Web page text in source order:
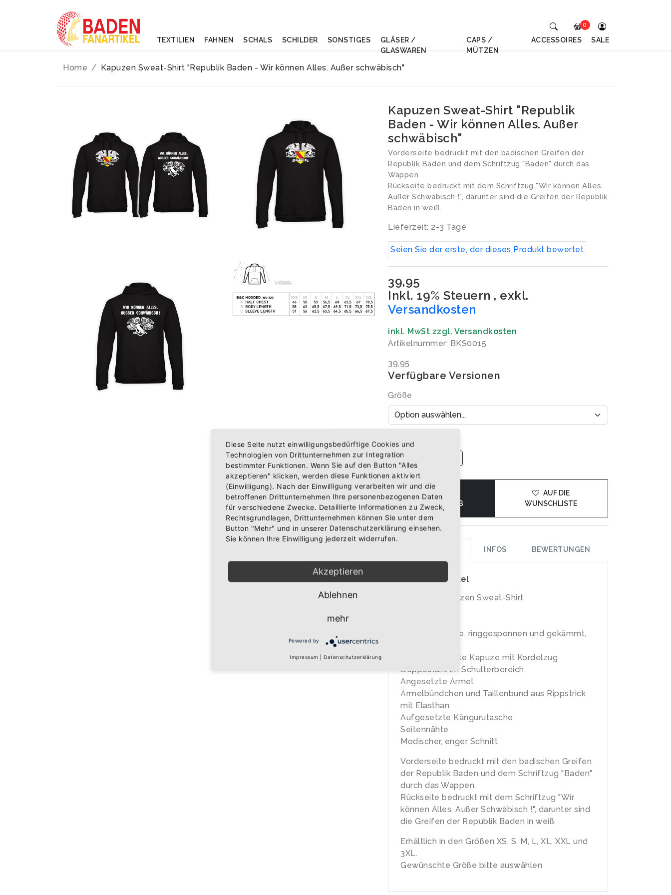
Home Kapuzen Sweat-Shirt "Republik Baden - Wir können Alles. Außer schwäbisch"
Kapuzen Sweat-Shirt "Republik
Baden - Wir können Alles. Außer
schwäbisch"
Vorderseite bedruckt mit den badischen Greifen der
Republik Baden und dem Schriftzug "Baden" durch das
Wappen.
Rückseite bedruckt mit dem Schriftzug "Wir können Alles.
Außer Schwäbisch !", darunter sind die Greifen der Republik
Baden in weiß.
Lieferzeit: 2-3 Tage
Seien Sie der erste, der dieses Produkt bewertet
39,95
Inkl. 19% Steuern , exkl.
Versandkosten
inkl. MwSt zzgl. Versandkosten
Artikelnummer: BKS0015
39,95
Verfügbare Versionen
Größe
WARENKORB
AUF DIE
WUNSCHLISTE
INFOS BEWERTUNGEN
Über den Artikel
Qualitäts-Kapuzen Sweat-Shirt
80% Baumwolle, ringgesponnen und gekämmt,
Doppelt gelegte Kapuze mit Kordelzug
Doppelnaht im Schulterbereich
Angesetzte Ärmel
Ärmelbündchen und Taillenbund aus Rippstrick
mit Elasthan
Aufgesetzte Kängurutasche
Seitennähte
Modischer, enger Schnitt
Vorderseite bedruckt mit den badischen Greifen
der Republik Baden und dem Schriftzug "Baden"
durch das Wappen.
Rückseite bedruckt mit dem Schriftzug "Wir
können Alles. Außer Schwäbisch !", darunter sind
die Greifen der Republik Baden in weiß.
Erhältlich in den Größen XS, S, M, L, XL, XXL und
3XL.
Gewünschte Größe bitte auswählen
0
TEXTILIEN FAHNEN SCHALS SCHILDER SONSTIGES
GLÄSER /
GLASWAREN
CAPS /
MÜTZEN
ACCESSOIRES SALE
Diese Seite nutzt einwilligungsbedürftige Cookies und
Technologien von Drittunternehmen zur Integration
bestimmter Funktionen. Wenn Sie auf den Button "Alles
akzeptieren" klicken, werden diese Funktionen aktiviert
(Einwilligung). Nach der Einwilligung verarbeiten wir und die
betroffenen Drittunternehmen Ihre personenbezogenen Daten
für verschiedene Zwecke. Detaillierte Informationen zu Zweck,
Rechtsgrundlagen, Drittunternehmen können Sie unter dem
Button "Mehr" und in unserer Datenschutzerklärung einsehen.
Sie können Ihre Einwilligung jederzeit widerrufen.
Akzeptieren
Ablehnen
mehr
Powered by
Impressum | Datenschutzerklärung